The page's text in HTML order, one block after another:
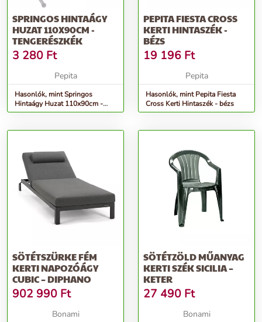
SPRINGOS HINTAÁGY
HUZAT 110X90CM -
TENGERÉSZKÉK
3 280 Ft
Pepita
Hasonlók, mint Springos
Hintaágy Huzat 110x90cm -
tengerészkék
PEPITA FIESTA CROSS
KERTI HINTASZÉK -
BÉZS
19 196 Ft
Pepita
Hasonlók, mint Pepita Fiesta
Cross Kerti Hintaszék - bézs
SÖTÉTSZÜRKE FÉM
KERTI NAPOZÓÁGY
CUBIC – DIPHANO
902 990 Ft
Bonami
SÖTÉTZÖLD MŰANYAG
KERTI SZÉK SICILIA –
KETER
27 490 Ft
Bonami